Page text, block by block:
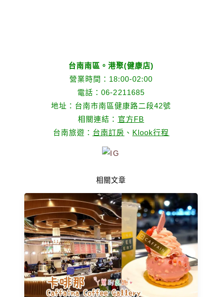
台南南區。港聚(健康店)
營業時間：18:00-02:00
電話：06-2211685
地址：台南市南區健康路二段42號
相關連結： 官方FB
台南旅遊： 台南訂房 、 Klook行程
相關文章